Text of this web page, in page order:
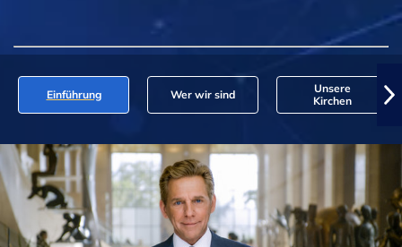
Einführung Wer wir sind
Unsere
Kirchen